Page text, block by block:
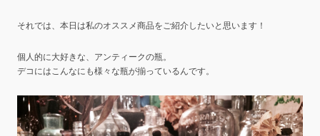
それでは、本日は私のオススメ商品をご紹介したいと思います！
個人的に大好きな、アンティークの瓶。
デコにはこんなにも様々な瓶が揃っているんです。